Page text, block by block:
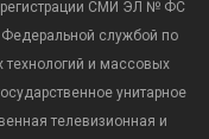
регистрации СМИ ЭЛ № ФС
Федеральной службой по
и массовых
унитарное
телевизионная и